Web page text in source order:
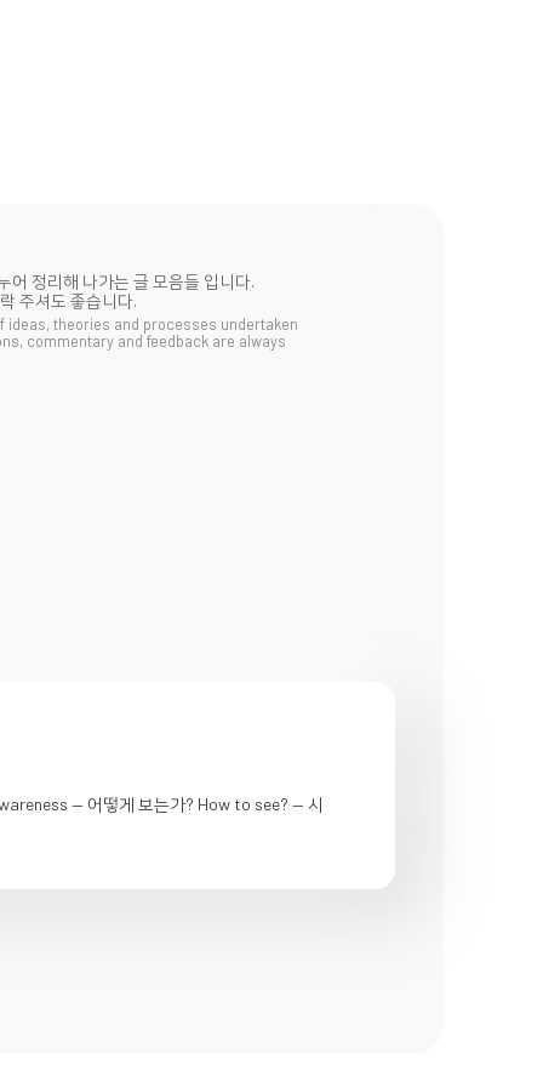
어 정리해 나가는 글 모음들 입니다.
주셔도 좋습니다.
ideas, theories and processes undertaken
commentary and feedback are always
— 어떻게 보는가? How to see? — 시